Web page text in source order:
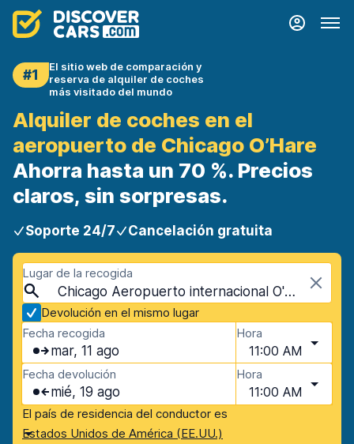
#1
El sitio web de comparación y
reserva de alquiler de coches
más visitado del mundo
Alquiler de coches en el
aeropuerto de Chicago O’Hare
Ahorra hasta un 70 %. Precios
claros, sin sorpresas.
Soporte 24/7 Cancelación gratuita
Lugar de la recogida
Chicago Aeropuerto internacional O'Hare (ORD), Chicago, Estados Unidos - Illinois
Devolución en el mismo lugar
Fecha recogida
mar, 11 ago
Hora
11:00 AM
Fecha devolución
mié, 19 ago
Hora
11:00 AM
El país de residencia del conductor es
Estados Unidos de América (EE.UU.)